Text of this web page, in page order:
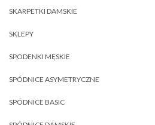
SKARPETKI DAMSKIE
SKLEPY
SPODENKI MĘSKIE
SPÓDNICE ASYMETRYCZNE
SPÓDNICE BASIC